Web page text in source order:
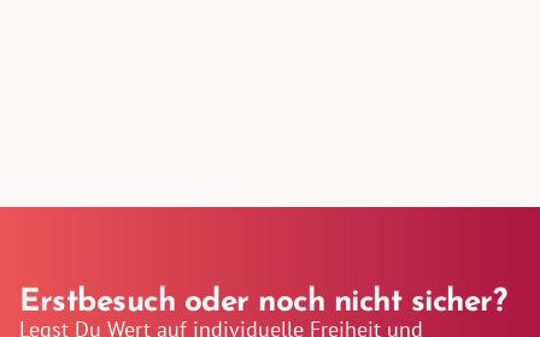
Erstbesuch oder noch nicht sicher?
Legst Du Wert auf individuelle Freiheit und